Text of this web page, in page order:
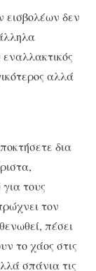
εισβολέων δεν
αλλά
δια
τους
τον
πέσει
το χάος στις
σπάνια τις